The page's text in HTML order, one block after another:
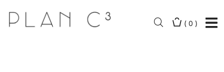
( 0 )